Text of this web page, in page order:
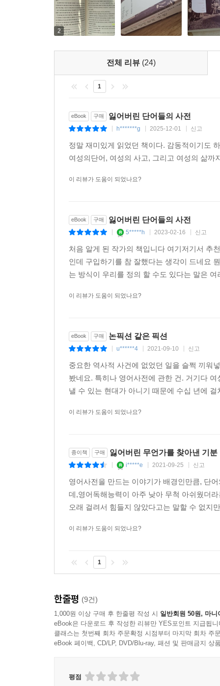
수단이 된다. 에즈미는 다양한 여성들과 함께 ‘잃
법을 익혀나간다. 그사이 ‘잃어버린 단어들의 사
싸움”을 계속하도록 남는다. 핍 윌리엄스가 말했
작가의 말
잃어버리는 일이 가능할까? 우리가 언어를 정의
“이 이야기는 역사소설이고, 성장소설이고, 한 여
그것 모두를 합쳐놓은 것 이상이다. 주인공 에
2
전체 리뷰 (24)
1
eBook 구매 잃어버린 단어들의 사전
h*******g 2025-12-01 신고
정말 재미있게 읽었던 책이다. 감동적이기도
여성의단어, 여성의 사고, 그리고 여성의 삶
이 리뷰가 도움이 되었나요?
eBook 구매 잃어버린 단어들의 사전
5*****h 2023-02-16 신고
처음 알게 된 작가의 책입니다 여기저기서 추
인데 구입하기를 참 잘했다는 생각이 드네요
는 방식이 우리를 정의 할 수도 있다는 말은
이 리뷰가 도움이 되었나요?
eBook 구매 논픽션 같은 픽션
u******4 2021-09-10 신고
중요한 역사적 사건에 없었던 일을 슬쩍 끼워
봤네요. 특히나 영어사전에 관한 건. 거기다
낼 수 있는 현대가 아니기 때문에 수십 년에
이 리뷰가 도움이 되었나요?
종이책 구매 잃어버린 무언가를 찾아낸 기분
i*****e 2021-09-25 신고
영어사전을 만드는 이야기가 배경인만큼, 단
데,영어독해능력이 아주 낮아 무척 아쉬웠더
오래 걸려서 힘들지 않았다고는 말할 수 없지
이 리뷰가 도움이 되었나요?
1
한줄평 (9건)
1,000원 이상 구매 후 한줄평 작성 시 일반회원 50원, 마니
eBook은 다운로드 후 작성한 리뷰만 YES포인트 지급됩니
클래스는 첫번째 회차 주문확정 시점부터 마지막 회차 주
eBook 페이백, CD/LP, DVD/Blu-ray, 패션 및 판매금지 상
평점